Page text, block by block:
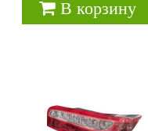
В корзину